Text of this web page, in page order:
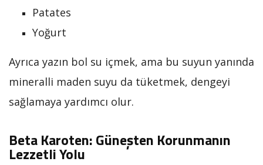
Patates
Yoğurt
Ayrıca yazın bol su içmek, ama bu suyun yanında
mineralli maden suyu da tüketmek, dengeyi
sağlamaya yardımcı olur.
Beta Karoten: Güneşten Korunmanın
Lezzetli Yolu